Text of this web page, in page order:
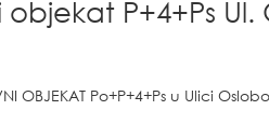
P+4+Ps
OBJEKAT Po+P+4+Ps u Ulici